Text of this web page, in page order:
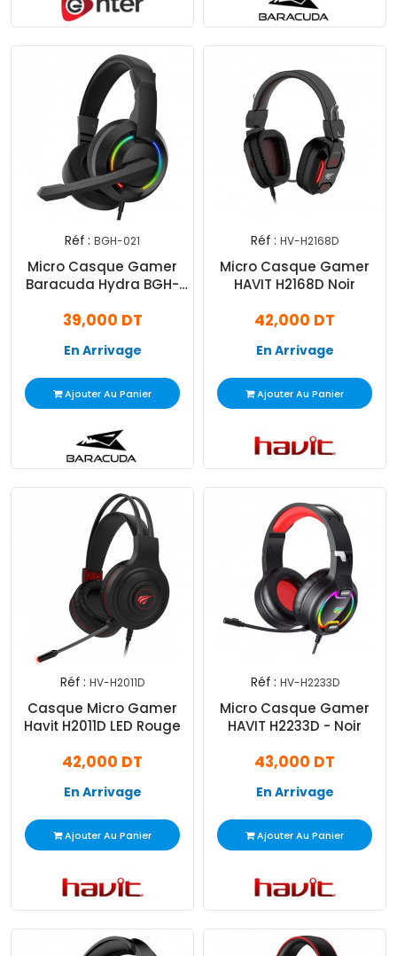
Réf : BGH-021
Micro Casque Gamer
Baracuda Hydra BGH-
39,000 DT
En Arrivage
Ajouter Au Panier
Réf : HV-H2168D
Micro Casque Gamer
HAVIT H2168D Noir
42,000 DT
En Arrivage
Ajouter Au Panier
Réf : HV-H2011D
Casque Micro Gamer
Havit H2011D LED Rouge
42,000 DT
En Arrivage
Ajouter Au Panier
Réf : HV-H2233D
Micro Casque Gamer
HAVIT H2233D - Noir
43,000 DT
En Arrivage
Ajouter Au Panier